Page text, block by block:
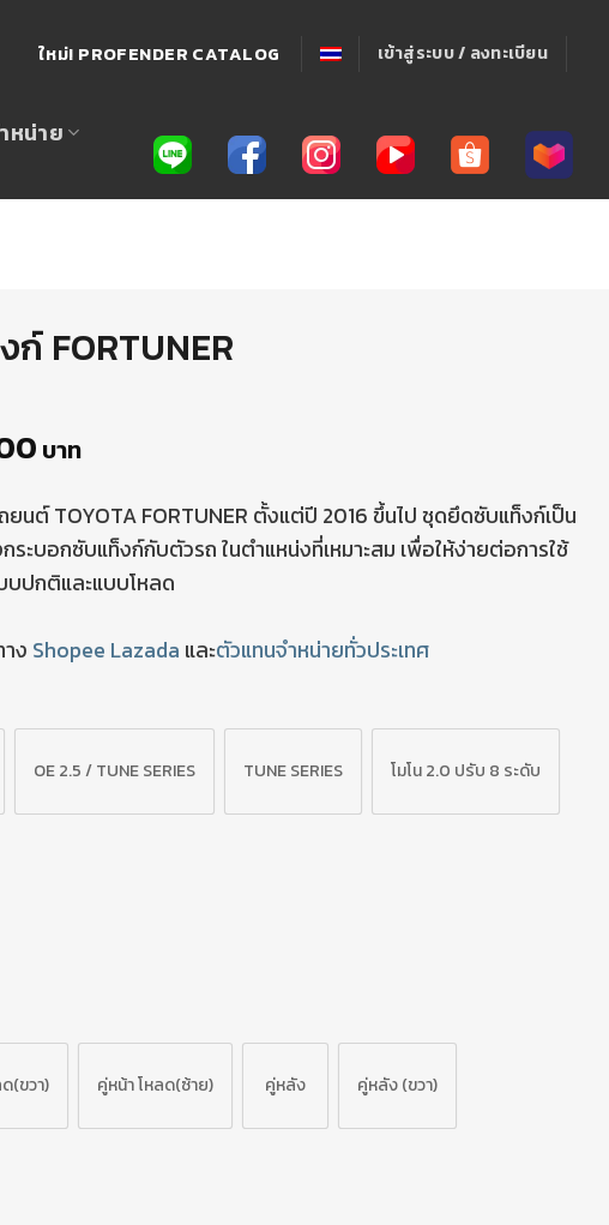
ใหม่! PROFENDER CATALOG เข้าสู่ระบบ / ลงทะเบียน
หน่าย
FORTUNER
บาท
นต์ TOYOTA FORTUNER ตั้งแต่ปี 2016 ขึ้นไป ชุดยึดซับแท็งก์เป็น
บอกซับแท็งก์กับตัวรถ ในตำแหน่งที่เหมาะสม เพื่อให้ง่ายต่อการใช้
บปกติและแบบโหลด
ง Shopee Lazada และตัวแทนจำหน่ายทั่วประเทศ
OE 2.5 / TUNE SERIES TUNE SERIES โมโน 2.0 ปรับ 8 ระดับ
(ขวา) คู่หน้า โหลด(ซ้าย) คู่หลัง คู่หลัง (ขวา)